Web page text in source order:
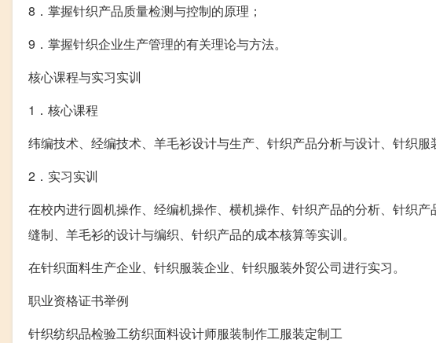
8．掌握针织产品质量检测与控制的原理；
9．掌握针织企业生产管理的有关理论与方法。
核心课程与实习实训
1．核心课程
纬编技术、经编技术、羊毛衫设计与生产、针织产品分析与设计、针织
2．实习实训
在校内进行圆机操作、经编机操作、横机操作、针织产品的分析、针织
缝制、羊毛衫的设计与编织、针织产品的成本核算等实训。
在针织面料生产企业、针织服装企业、针织服装外贸公司进行实习。
职业资格证书举例
针织纺织品检验工纺织面料设计师服装制作工服装定制工